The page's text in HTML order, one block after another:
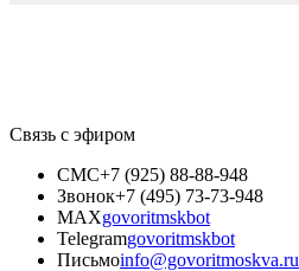
Связь с эфиром
СМС+7 (925) 88-88-948
Звонок+7 (495) 73-73-948
MAXgovoritmskbot
Telegramgovoritmskbot
Письмоinfo@govoritmoskva.ru